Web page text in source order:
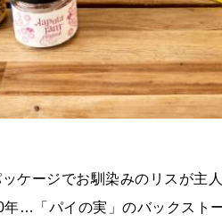
ケージでお馴染みのリスが主
…「パイの実」のバックスト